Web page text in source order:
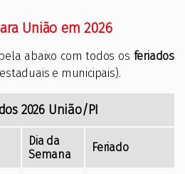
União em 2026
abaixo com todos os feriados
e municipais).
2026 União/PI
Dia da
Semana
Feriado